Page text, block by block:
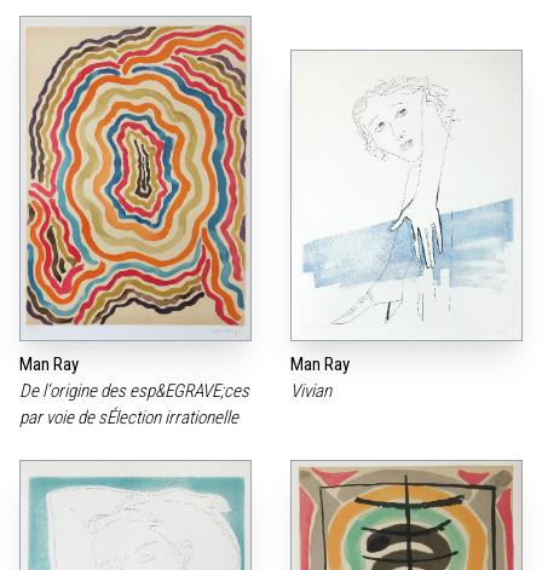
Man Ray
De l‘origine des esp&EGRAVE;ces
par voie de sÉlection irrationelle
Man Ray
Vivian